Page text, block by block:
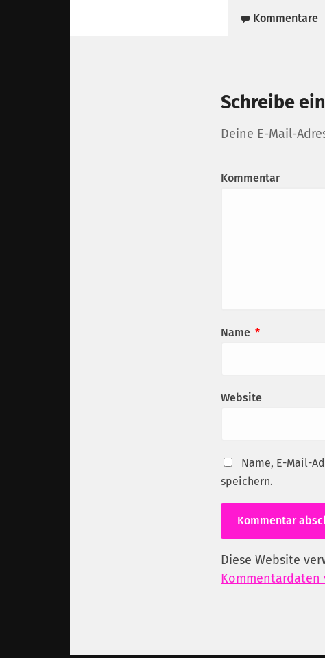
Kommentare
Schreibe
Deine E-Mail-
Kommentar
Name *
Website
Name, E-Mail-
speichern.
Diese Website